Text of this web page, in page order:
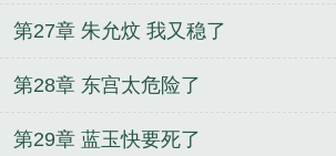
第27章 朱允炆 我又稳了
第28章 东宫太危险了
第29章 蓝玉快要死了